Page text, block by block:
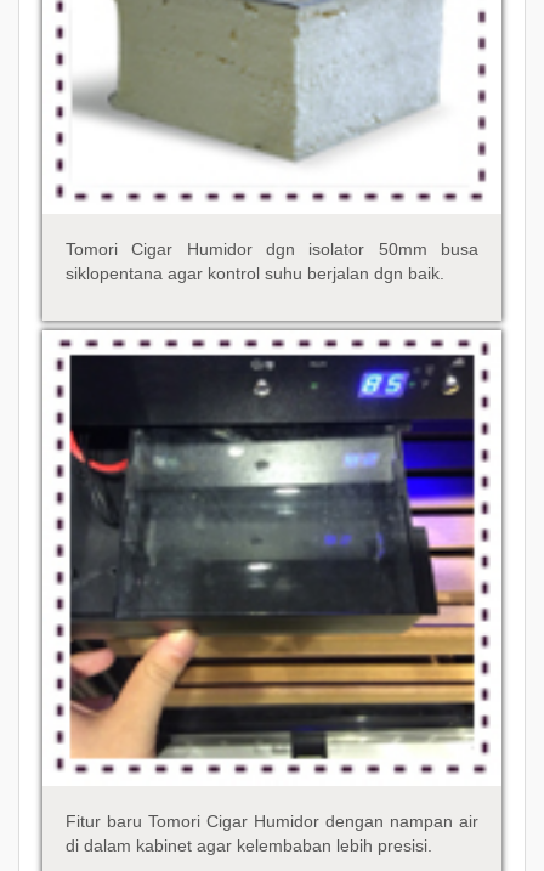
Tomori Cigar Humidor dgn isolator 50mm busa
siklopentana agar kontrol suhu berjalan dgn baik.
Fitur baru Tomori Cigar Humidor dengan nampan air
di dalam kabinet agar kelembaban lebih presisi.